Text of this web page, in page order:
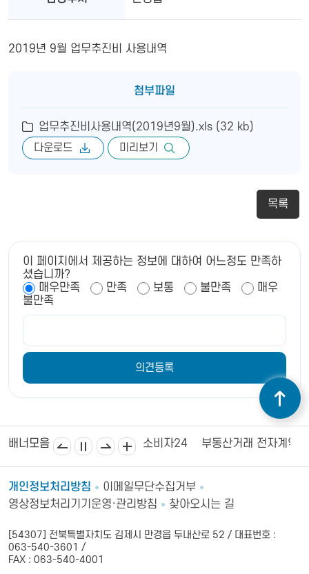
2019년 9월 업무추진비 사용내역
첨부파일
업무추진비사용내역(2019년9월).xls (32 kb)
다운로드
미리보기
목록
이 페이지에서 제공하는 정보에 대하여 어느정도 만족하
셨습니까?
매우만족
만족 보통 불만족
매우
불만족
배너모음
상공회의소 김제시의회 소비자24 부동산거래 전자계약
개인정보처리방침
이메일무단수집거부
영상정보처리기기운영·관리방침
찾아오시는 길
[54307] 전북특별자치도 김제시 만경읍 두내산로 52 / 대표번호 :
063-540-3601 /
FAX : 063-540-4001